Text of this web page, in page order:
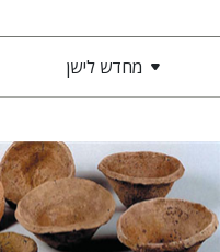
מחדש לישן
רפאל בנבנשתי